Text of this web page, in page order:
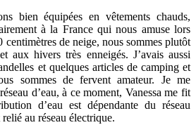
bien équipées en vêtements chauds,
à la France qui nous amuse lors
centimètres de neige, nous sommes plutôt
aux hivers très enneigés. J’avais aussi
et quelques articles de camping et
sommes de fervent amateur. Je me
d’eau, à ce moment, Vanessa me fit
d’eau est dépendante du réseau
au réseau électrique.